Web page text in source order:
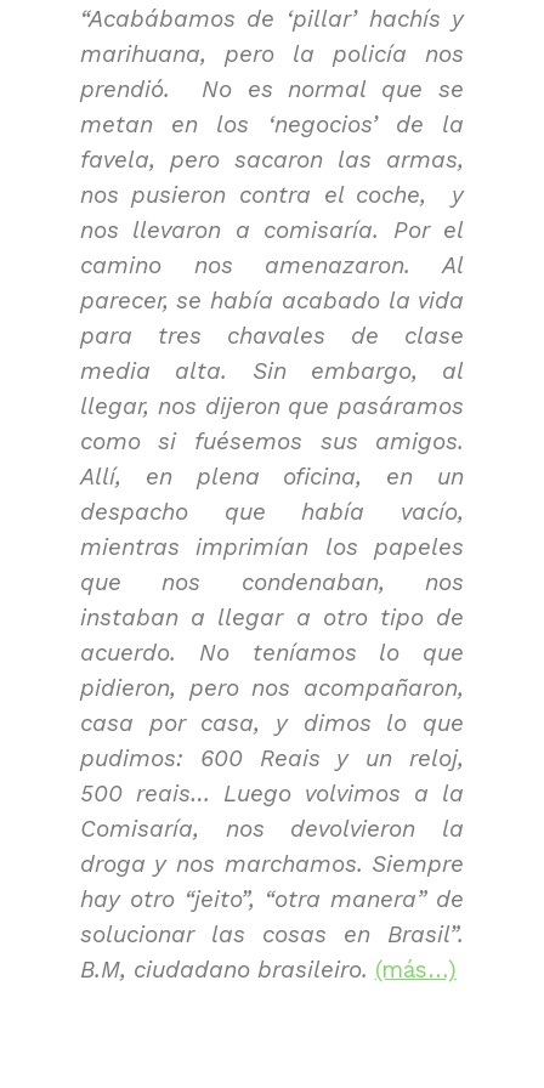
“Acabábamos de ‘pillar’ hachís y
marihuana, pero la policía nos
prendió. No es normal que se
metan en los ‘negocios’ de la
favela, pero sacaron las armas,
nos pusieron contra el coche, y
nos llevaron a comisaría. Por el
camino nos amenazaron. Al
parecer, se había acabado la vida
para tres chavales de clase
media alta. Sin embargo, al
llegar, nos dijeron que pasáramos
como si fuésemos sus amigos.
Allí, en plena oficina, en un
despacho que había vacío,
mientras imprimían los papeles
que nos condenaban, nos
instaban a llegar a otro tipo de
acuerdo. No teníamos lo que
pidieron, pero nos acompañaron,
casa por casa, y dimos lo que
pudimos: 600 Reais y un reloj,
500 reais… Luego volvimos a la
Comisaría, nos devolvieron la
droga y nos marchamos. Siempre
hay otro “jeito”, “otra manera” de
solucionar las cosas en Brasil”.
B.M, ciudadano brasileiro. (más…)